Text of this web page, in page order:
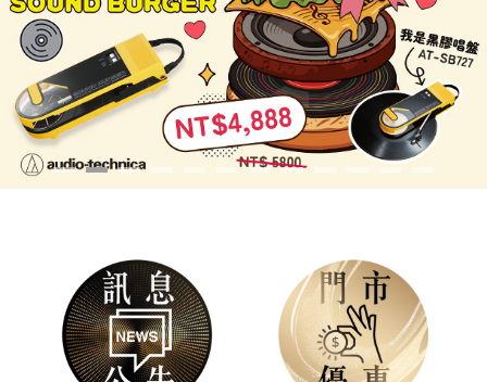
黑膠
訊源DAC耳擴
其他類型
門市資訊